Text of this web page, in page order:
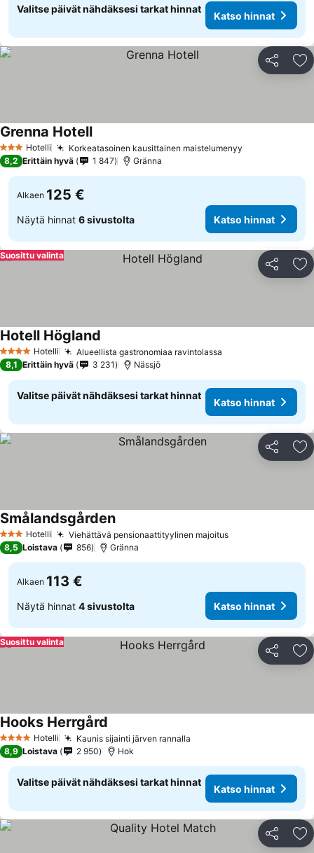
Valitse päivät nähdäksesi tarkat hinnat
Katso hinnat
Jaa
3 Tähtiluokitus
Hotelli Korkeatasoinen kausittainen maistelumenyy
Grenna Hotell
8,2 Erittäin hyvä 1 847 Gränna
Alkaen 125 €
Näytä hinnat 6 sivustolta Katso hinnat
Jaa
Suosittu valinta
4 Tähtiluokitus
Hotelli Alueellista gastronomiaa ravintolassa
Hotell Högland
8,1 Erittäin hyvä 3 231 Nässjö
Valitse päivät nähdäksesi tarkat hinnat
Katso hinnat
Jaa
3 Tähtiluokitus
Hotelli Viehättävä pensionaattityylinen majoitus
Smålandsgården
8,5 Loistava 856 Gränna
Alkaen 113 €
Näytä hinnat 4 sivustolta Katso hinnat
Jaa
Suosittu valinta
4 Tähtiluokitus
Hotelli Kaunis sijainti järven rannalla
Hooks Herrgård
8,9 Loistava 2 950 Hok
Valitse päivät nähdäksesi tarkat hinnat
Katso hinnat
Jaa